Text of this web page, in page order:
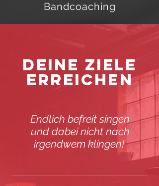
Bandcoaching
Deine ZIELE
ERREICHEN
Endlich befreit singen
und dabei nicht nach
irgendwem klingen!